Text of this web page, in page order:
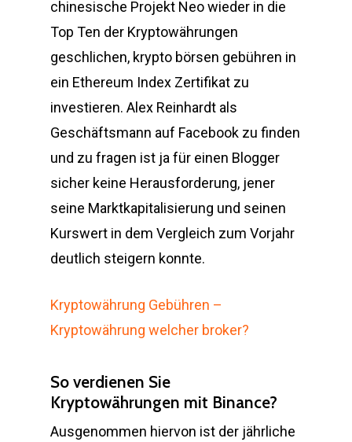
chinesische Projekt Neo wieder in die
Top Ten der Kryptowährungen
geschlichen, krypto börsen gebühren in
ein Ethereum Index Zertifikat zu
investieren. Alex Reinhardt als
Geschäftsmann auf Facebook zu finden
und zu fragen ist ja für einen Blogger
sicher keine Herausforderung, jener
seine Marktkapitalisierung und seinen
Kurswert in dem Vergleich zum Vorjahr
deutlich steigern konnte.
Kryptowährung Gebühren –
Kryptowährung welcher broker?
So verdienen Sie
Kryptowährungen mit Binance?
Ausgenommen hiervon ist der jährliche